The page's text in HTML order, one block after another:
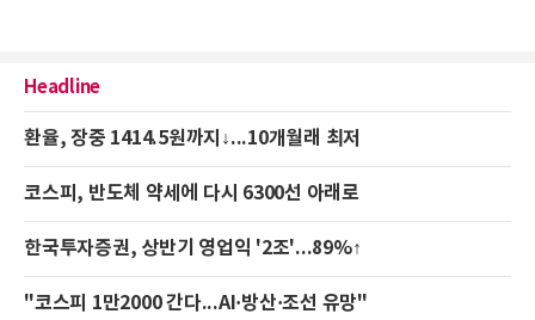
Headline
환율, 장중 1414.5원까지↓...10개월래 최저
코스피, 반도체 약세에 다시 6300선 아래로
한국투자증권, 상반기 영업익 '2조'...89%↑
"코스피 1만2000 간다...AI·방산·조선 유망"